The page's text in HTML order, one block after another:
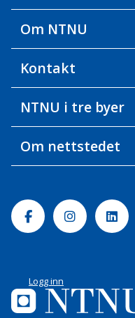
Om NTNU
Kontakt
NTNU i tre byer
Om nettstedet
FacebookInstagram
Logg inn